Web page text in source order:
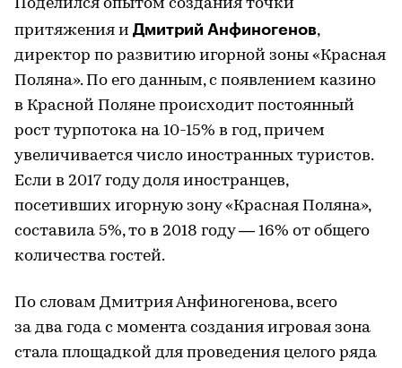
Поделился опытом создания точки
притяжения и Дмитрий Анфиногенов,
директор по развитию игорной зоны «Красная
Поляна». По его данным, с появлением казино
в Красной Поляне происходит постоянный
рост турпотока на 10-15% в год, причем
увеличивается число иностранных туристов.
Если в 2017 году доля иностранцев,
посетивших игорную зону «Красная Поляна»,
составила 5%, то в 2018 году — 16% от общего
количества гостей.
По словам Дмитрия Анфиногенова, всего
за два года с момента создания игровая зона
стала площадкой для проведения целого ряда